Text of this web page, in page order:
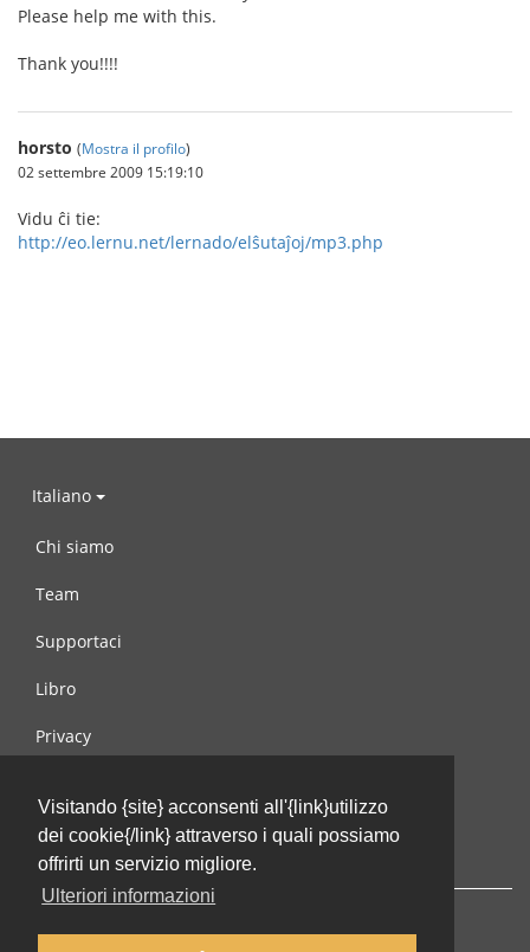
Visitando {site} acconsenti all'{link}utilizzo
dei cookie{/link} attraverso i quali possiamo
offrirti un servizio migliore.
Ulteriori informazioni
Please help me with this.
Thank you!!!!
horsto (Mostra il profilo)
02 settembre 2009 15:19:10
Vidu ĉi tie:
http://eo.lernu.net/lernado/elŝutaĵoj/mp3.php
Italiano
Chi siamo
Team
Supportaci
Libro
Privacy
Contattaci